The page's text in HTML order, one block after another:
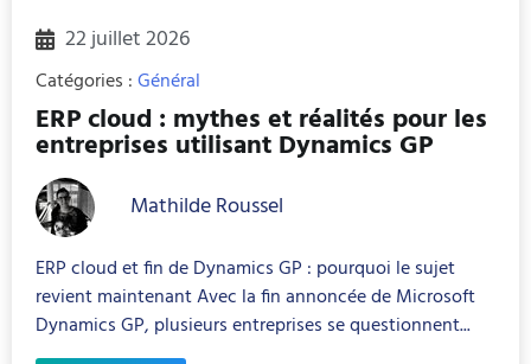
22 juillet 2026
Catégories :Général
ERP cloud : mythes et réalités pour les
entreprises utilisant Dynamics GP
Mathilde Roussel
ERP cloud et fin de Dynamics GP : pourquoi le sujet
revient maintenant Avec la fin annoncée de Microsoft
Dynamics GP, plusieurs entreprises se questionnent...